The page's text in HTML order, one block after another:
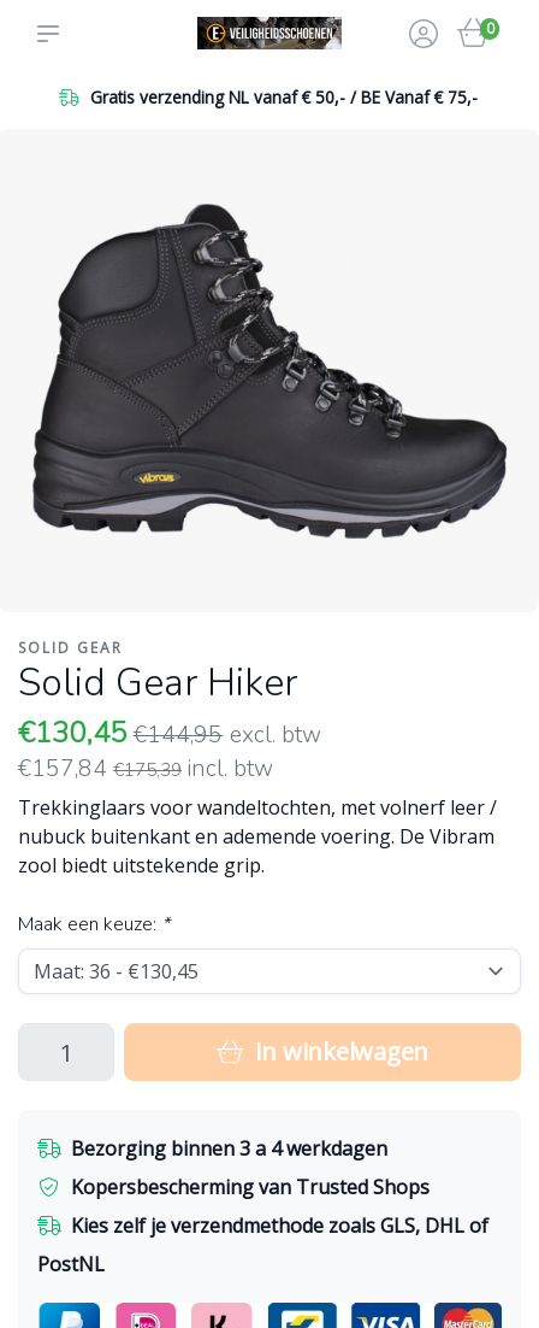
0
Gratis verzending NL vanaf € 50,- / BE Vanaf € 75,-
SOLID GEAR
Solid Gear Hiker
€130,45 €144,95 excl. btw
€157,84 €175,39 incl. btw
Trekkinglaars voor wandeltochten, met volnerf leer /
nubuck buitenkant en ademende voering. De Vibram
zool biedt uitstekende grip.
Maak een keuze: *
In winkelwagen
Bezorging binnen 3 a 4 werkdagen
Kopersbescherming van Trusted Shops
Kies zelf je verzendmethode zoals GLS, DHL of
PostNL